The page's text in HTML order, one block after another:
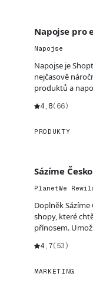
Napojse pro
Napojse
Napojse je
nejčasově
produktů a
4,8(66)
PRODUKTY
Sázíme Česko
PlanetWe
Doplněk
shopy, které
přínosem.
4,7(53)
MARKETING